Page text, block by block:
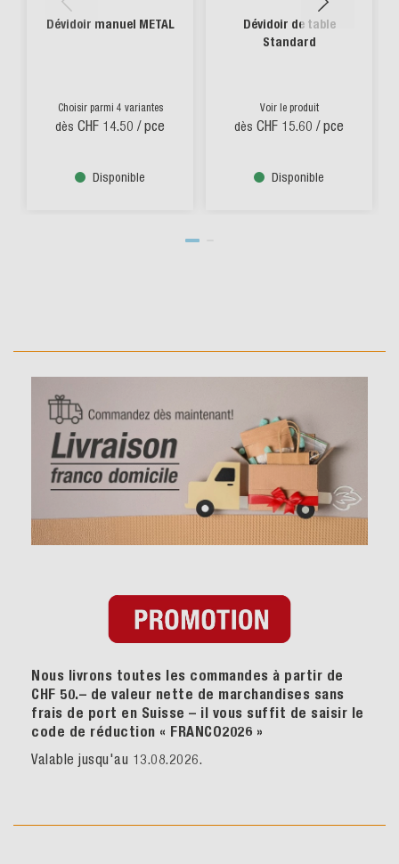
Dévidoir manuel METAL
Choisir parmi 4 variantes
dès CHF 14.50 / pce
Disponible
Dévidoir de table
Standard
Voir le produit
dès CHF 15.60 / pce
Disponible
Nous livrons toutes les commandes à partir de
CHF 50.– de valeur nette de marchandises sans
frais de port en Suisse – il vous suffit de saisir le
code de réduction « FRANCO2026 »
Valable jusqu'au 13.08.2026.